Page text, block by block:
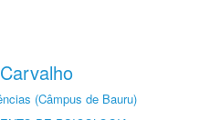
(Câmpus de Bauru)